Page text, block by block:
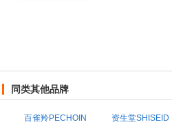
同类其他品牌
百雀羚PECHOIN 资生堂SHISEID